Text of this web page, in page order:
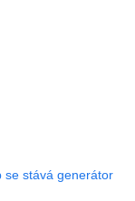
se stává generátor